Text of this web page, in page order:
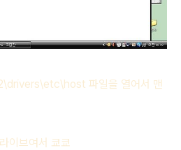
파일을 열어서 맨
이브여서 쿄쿄